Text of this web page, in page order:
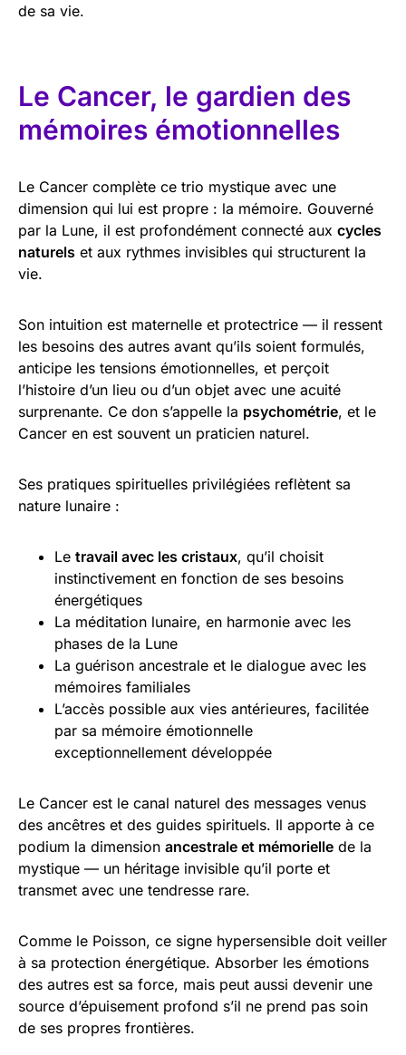
de sa vie.
Le Cancer, le gardien des
mémoires émotionnelles
Le Cancer complète ce trio mystique avec une
dimension qui lui est propre : la mémoire. Gouverné
par la Lune, il est profondément connecté aux cycles
naturels et aux rythmes invisibles qui structurent la
vie.
Son intuition est maternelle et protectrice — il ressent
les besoins des autres avant qu’ils soient formulés,
anticipe les tensions émotionnelles, et perçoit
l’histoire d’un lieu ou d’un objet avec une acuité
surprenante. Ce don s’appelle la psychométrie, et le
Cancer en est souvent un praticien naturel.
Ses pratiques spirituelles privilégiées reflètent sa
nature lunaire :
Le travail avec les cristaux, qu’il choisit
instinctivement en fonction de ses besoins
énergétiques
La méditation lunaire, en harmonie avec les
phases de la Lune
La guérison ancestrale et le dialogue avec les
mémoires familiales
L’accès possible aux vies antérieures, facilitée
par sa mémoire émotionnelle
exceptionnellement développée
Le Cancer est le canal naturel des messages venus
des ancêtres et des guides spirituels. Il apporte à ce
podium la dimension ancestrale et mémorielle de la
mystique — un héritage invisible qu’il porte et
transmet avec une tendresse rare.
Comme le Poisson, ce signe hypersensible doit veiller
à sa protection énergétique. Absorber les émotions
des autres est sa force, mais peut aussi devenir une
source d’épuisement profond s’il ne prend pas soin
de ses propres frontières.